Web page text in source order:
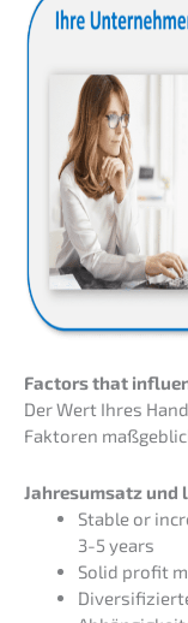
Factors that
Der Wert Ihres
Fakto­ren
Jahres­um­satz
Stable or
3-5 years
Solid profit